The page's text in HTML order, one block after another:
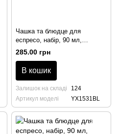
Чашка та блюдце для
еспресо, набір, 90 мл,
бірюзового кольору
285.00 грн
В кошик
Залишок на складі
124
Артикул моделі
YX1531BL